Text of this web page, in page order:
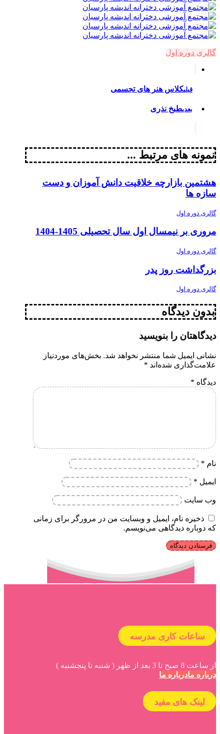
گالری دوره اول
قبلیکلاس هنر های تجسمی
بعدیطبخ نذری
نمونه های مرتبط ...
هشتمین بازارچه خلاقیت دانش آموزان و دست
سازه ها
گالری دوره اول
مروری بر نیمسال اول سال تحصیلی 1405-1404
گالری دوره اول
بزرگداشت روز پدر
گالری دوره اول
بدون دیدگاه
دیدگاهتان را بنویسید
نشانی ایمیل شما منتشر نخواهد شد. بخش‌های موردنیاز
علامت‌گذاری شده‌اند *
دیدگاه *
نام *
ایمیل *
وب‌ سایت
ذخیره نام، ایمیل و وبسایت من در مرورگر برای زمانی
که دوباره دیدگاهی می‌نویسم.
ساعات کاری مدرسه
از ساعت 8 صبح تا 3 بعد از ظهر ( شنبه تا پنجشنبه )
درباره مادرباره ما
لینک های مفید